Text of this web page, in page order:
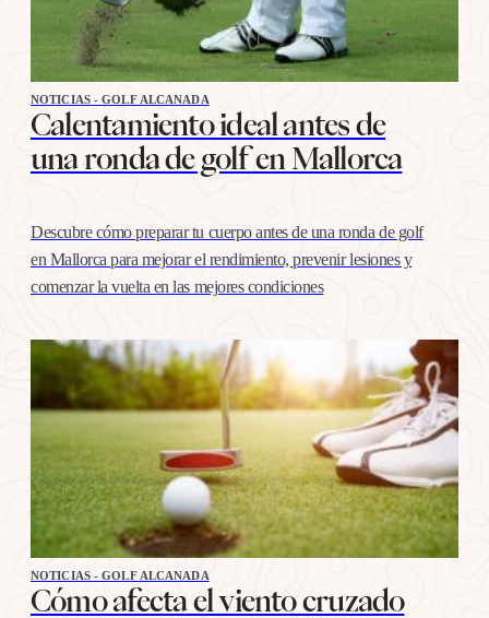
NOTICIAS - GOLF ALCANADA
Calentamiento ideal antes de
una ronda de golf en Mallorca
Descubre cómo preparar tu cuerpo antes de una ronda de golf
en Mallorca para mejorar el rendimiento, prevenir lesiones y
comenzar la vuelta en las mejores condiciones
NOTICIAS - GOLF ALCANADA
Cómo afecta el viento cruzado